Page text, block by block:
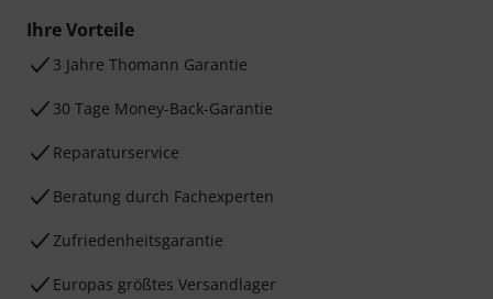
Ihre Vorteile
3 Jahre Thomann Garantie
30 Tage Money-Back-Garantie
Reparaturservice
Beratung durch Fachexperten
Zufriedenheitsgarantie
Europas größtes Versandlager